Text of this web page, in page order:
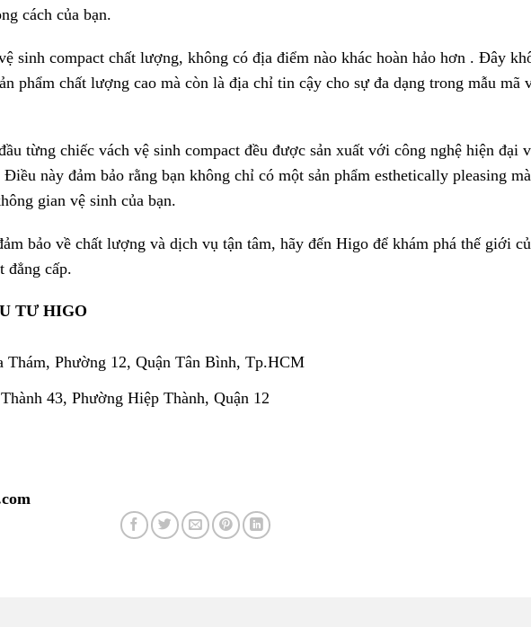
cách của bạn.
sinh compact chất lượng, không có địa điểm nào khác hoàn hảo hơn . Đây
phẩm chất lượng cao mà còn là địa chỉ tin cậy cho sự đa dạng trong mẫu mã
từng chiếc vách vệ sinh compact đều được sản xuất với công nghệ hiện đại
này đảm bảo rằng bạn không chỉ có một sản phẩm esthetically pleasing
gian vệ sinh của bạn.
bảo về chất lượng và dịch vụ tận tâm, hãy đến Higo để khám phá thế giới
đẳng cấp.
TƯ HIGO
Thám, Phường 12, Quận Tân Bình, Tp.HCM
43, Phường Hiệp Thành, Quận 12